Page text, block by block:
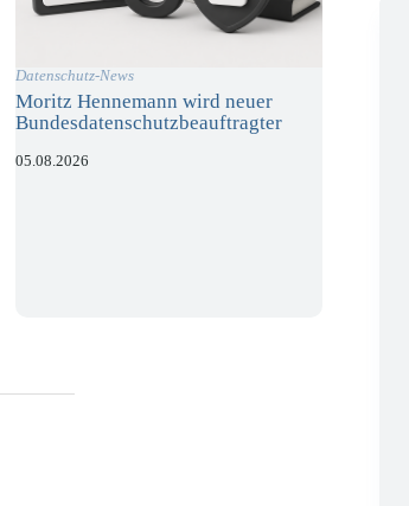
Datenschutz-News
Moritz Hennemann wird neuer
Bundesdatenschutzbeauftragter
05.08.2026